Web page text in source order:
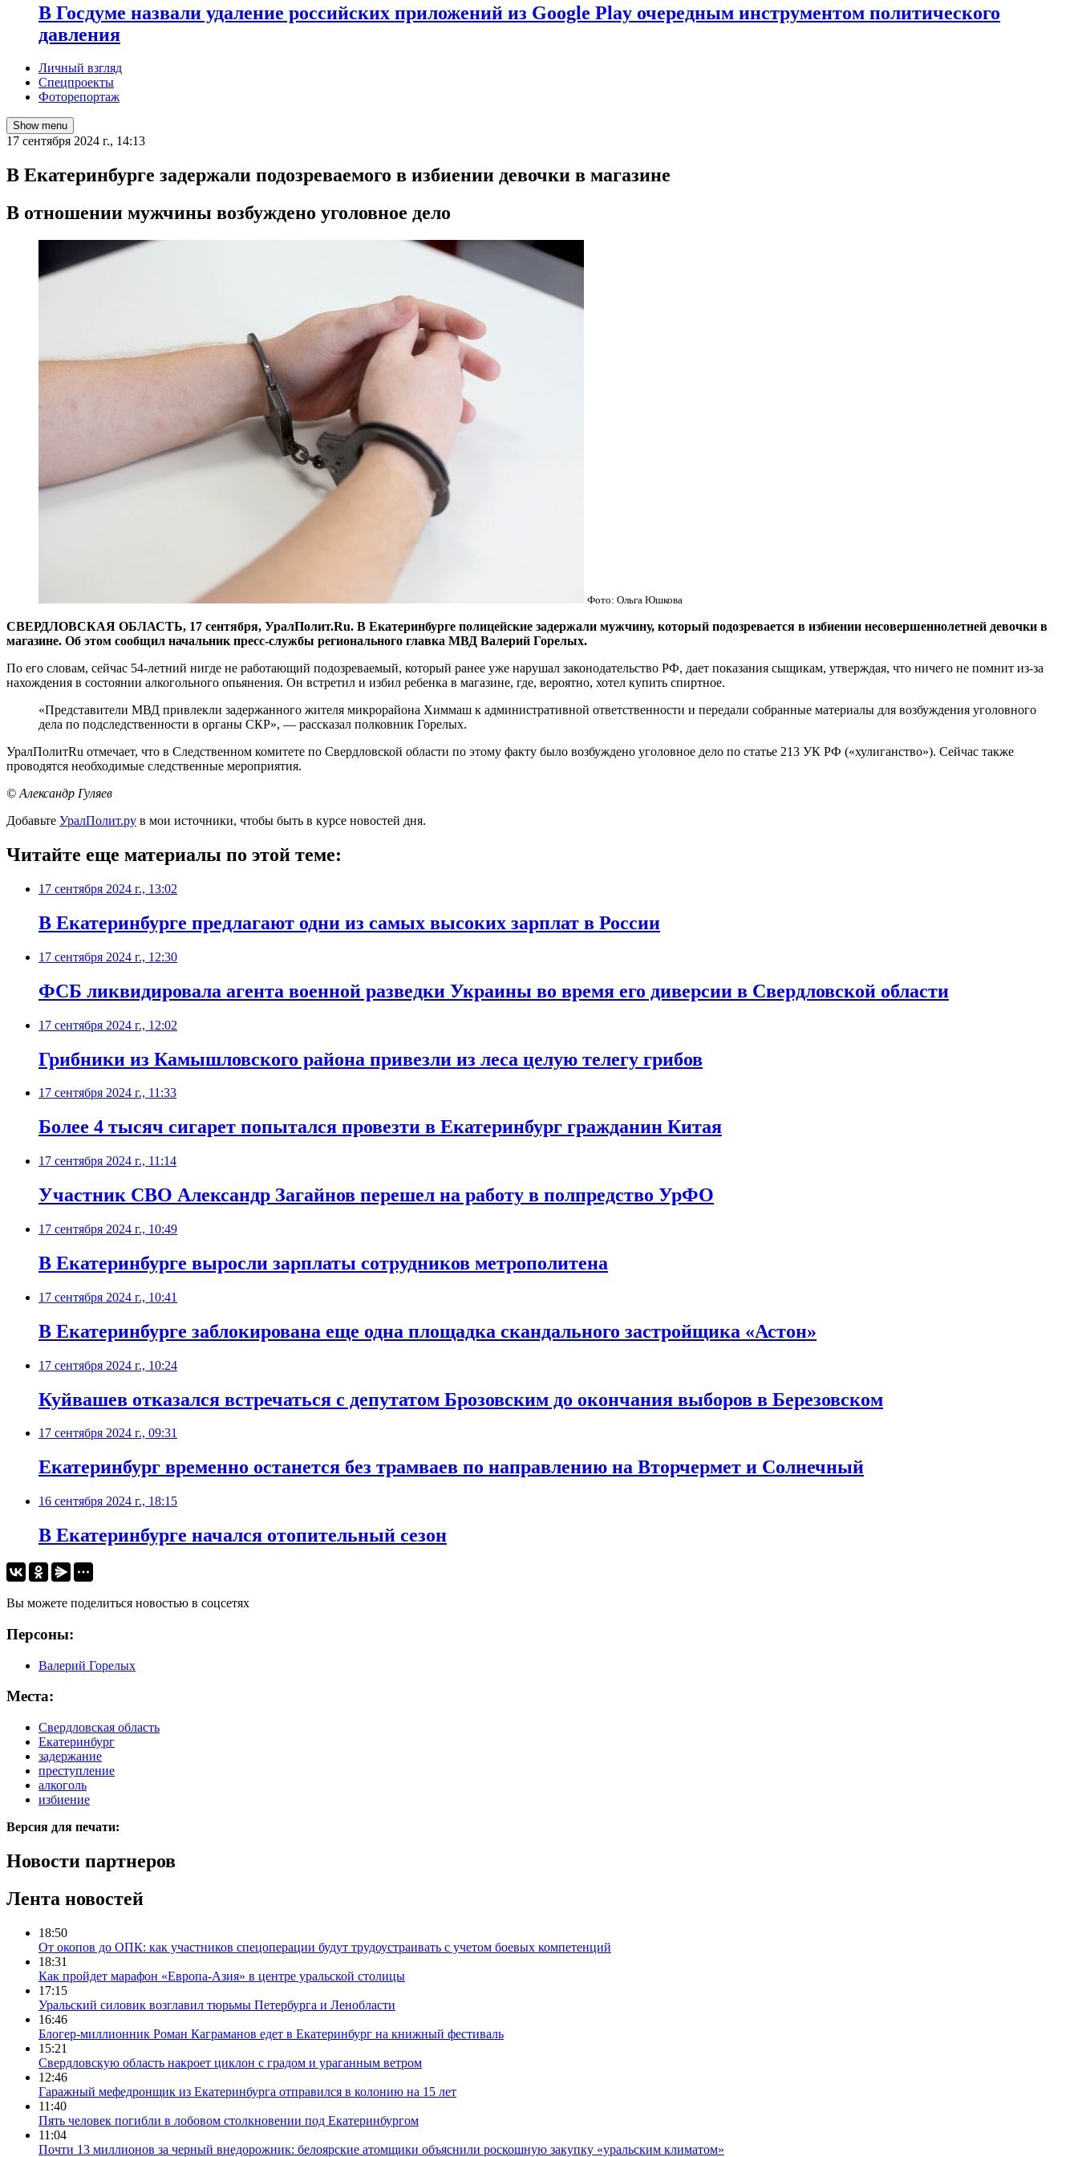
В Госдуме назвали удаление российских приложений из Google Play очередным инструментом политического
давления
Личный взгляд
Спецпроекты
Фоторепортаж
Show menu
17 сентября 2024 г., 14:13
В Екатеринбурге задержали подозреваемого в избиении девочки в магазине
В отношении мужчины возбуждено уголовное дело
Фото: Ольга Юшкова
СВЕРДЛОВСКАЯ ОБЛАСТЬ, 17 сентября, УралПолит.Ru. В Екатеринбурге полицейские задержали мужчину, который подозревается в избиении несовершеннолетней девочки в
магазине. Об этом сообщил начальник пресс-службы регионального главка МВД Валерий Горелых.
По его словам, сейчас 54-летний нигде не работающий подозреваемый, который ранее уже нарушал законодательство РФ, дает показания сыщикам, утверждая, что ничего не помнит из-за
нахождения в состоянии алкогольного опьянения. Он встретил и избил ребенка в магазине, где, вероятно, хотел купить спиртное.
«Представители МВД привлекли задержанного жителя микрорайона Химмаш к административной ответственности и передали собранные материалы для возбуждения уголовного
дела по подследственности в органы СКР», — рассказал полковник Горелых.
УралПолитRu отмечает, что в Следственном комитете по Свердловской области по этому факту было возбуждено уголовное дело по статье 213 УК РФ («хулиганство»). Сейчас также
проводятся необходимые следственные мероприятия.
© Александр Гуляев
Добавьте УралПолит.ру в мои источники, чтобы быть в курсе новостей дня.
Читайте еще материалы по этой теме:
17 сентября 2024 г., 13:02
В Екатеринбурге предлагают одни из самых высоких зарплат в России
17 сентября 2024 г., 12:30
ФСБ ликвидировала агента военной разведки Украины во время его диверсии в Свердловской области
17 сентября 2024 г., 12:02
Грибники из Камышловского района привезли из леса целую телегу грибов
17 сентября 2024 г., 11:33
Более 4 тысяч сигарет попытался провезти в Екатеринбург гражданин Китая
17 сентября 2024 г., 11:14
Участник СВО Александр Загайнов перешел на работу в полпредство УрФО
17 сентября 2024 г., 10:49
В Екатеринбурге выросли зарплаты сотрудников метрополитена
17 сентября 2024 г., 10:41
В Екатеринбурге заблокирована еще одна площадка скандального застройщика «Астон»
17 сентября 2024 г., 10:24
Куйвашев отказался встречаться с депутатом Брозовским до окончания выборов в Березовском
17 сентября 2024 г., 09:31
Екатеринбург временно останется без трамваев по направлению на Вторчермет и Солнечный
16 сентября 2024 г., 18:15
В Екатеринбурге начался отопительный сезон
Вы можете поделиться новостью в соцсетях
Персоны:
Валерий Горелых
Места:
Свердловская область
Екатеринбург
задержание
преступление
алкоголь
избиение
Версия для печати:
Новости партнеров
Лента новостей
18:50
От окопов до ОПК: как участников спецоперации будут трудоустраивать с учетом боевых компетенций
18:31
Как пройдет марафон «Европа-Азия» в центре уральской столицы
17:15
Уральский силовик возглавил тюрьмы Петербурга и Ленобласти
16:46
Блогер-миллионник Роман Каграманов едет в Екатеринбург на книжный фестиваль
15:21
Свердловскую область накроет циклон с градом и ураганным ветром
12:46
Гаражный мефедронщик из Екатеринбурга отправился в колонию на 15 лет
11:40
Пять человек погибли в лобовом столкновении под Екатеринбургом
11:04
Почти 13 миллионов за черный внедорожник: белоярские атомщики объяснили роскошную закупку «уральским климатом»